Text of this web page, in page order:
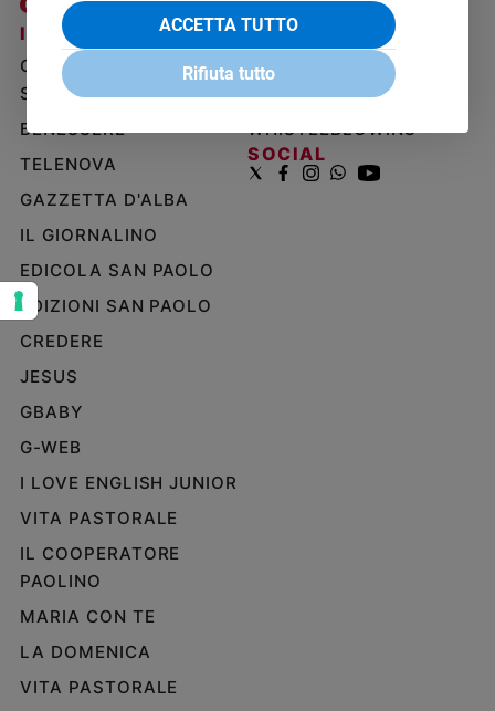
Migranti
Diversità
e
inclusione
Costume
Cultura
spettacoli
Sanremo
2026
Cinema,
Tv
e
Musica
Arte
ed
Genitori
figli
Nonni
Coppia
I SITI SAN PAOLO
GRUPPO EDITORIALE
SAN PAOLO
BENESSERE
TELENOVA
GAZZETTA D'ALBA
IL GIORNALINO
EDICOLA SAN PAOLO
EDIZIONI SAN PAOLO
CREDERE
JESUS
GBABY
G-WEB
I LOVE ENGLISH JUNIOR
VITA PASTORALE
IL COOPERATORE
PAOLINO
MARIA CON TE
LA DOMENICA
VITA PASTORALE
NOTE LEGALI
PRIVACY POLICY
INFORMATIVA
WHISTLEBLOWING
SOCIAL
ACCETTA TUTTO
Rifiuta tutto